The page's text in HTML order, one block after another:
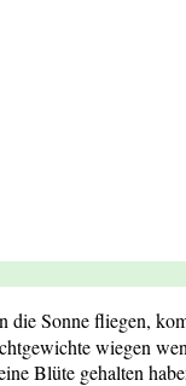
die Sonne fliegen,
wiegen
Blüte gehalten